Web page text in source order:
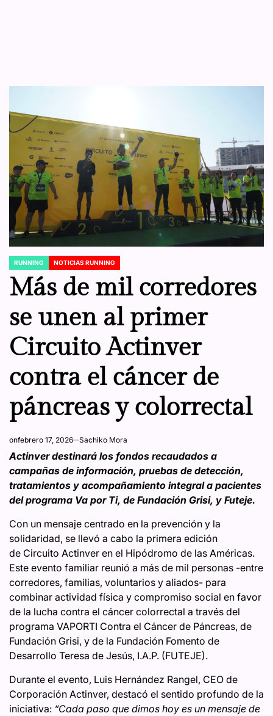
POSTED
IN
RUNNING NOTICIAS RUNNING
Más de mil corredores
se unen al primer
Circuito Actinver
contra el cáncer de
páncreas y colorrectal
onfebrero 17, 2026 Sachiko Mora
Actinver destinará los fondos recaudados a
campañas de información, pruebas de detección,
tratamientos y acompañamiento integral a pacientes
del programa Va por Ti, de Fundación Grisi, y Futeje.
Con un mensaje centrado en la prevención y la
solidaridad, se llevó a cabo la primera edición
de Circuito Actinver en el Hipódromo de las Américas.
Este evento familiar reunió a más de mil personas -entre
corredores, familias, voluntarios y aliados- para
combinar actividad física y compromiso social en favor
de la lucha contra el cáncer colorrectal a través del
programa VAPORTI Contra el Cáncer de Páncreas, de
Fundación Grisi, y de la Fundación Fomento de
Desarrollo Teresa de Jesús, I.A.P. (FUTEJE).
Durante el evento, Luis Hernández Rangel, CEO de
Corporación Actinver, destacó el sentido profundo de la
iniciativa: “Cada paso que dimos hoy es un mensaje de